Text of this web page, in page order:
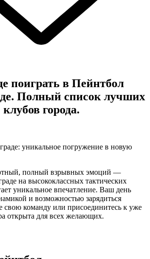
поиграть в Пейнтбол
. Полный список лучших
клубов города.
уникальное погружение в новую
полный взрывных эмоций —
на высококлассных тактических
уникальное впечатление. Ваш день
и возможностью зарядиться
свою команду или присоединитесь к уже
открыта для всех желающих.